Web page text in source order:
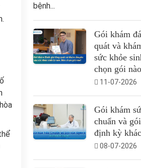
bệnh...
Gói khám
quát và
sức khỏe
chọn gói
11-07-2026
Gói khám
chuẩn và
định kỳ
08-07-2026